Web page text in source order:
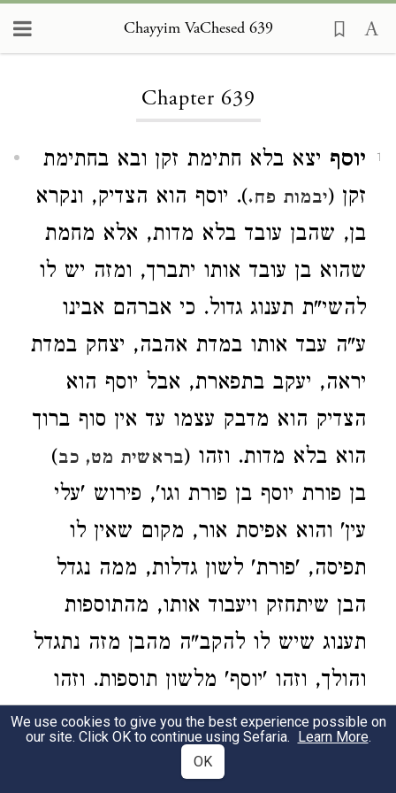
Chayyim VaChesed 639
Chapter 639
1 יוסף יצא בלא חתימת זקן ובא בחתימת
זקן (יבמות פח.). יוסף הוא הצדיק, ונקרא
בן, שהבן עובד בלא מדות, אלא מחמת
שהוא בן עובד אותו יתברך, ומזה יש לו
להשי"ת תענוג גדול. כי אברהם אבינו
ע"ה עבד אותו במדת אהבה, יצחק במדת
יראה, יעקב בתפארת, אבל יוסף הוא
הצדיק הוא מדבק עצמו עד אין סוף ברוך
הוא בלא מדות. וזהו (בראשית מט, כב)
בן פורת יוסף בן פורת וגו', פירוש 'עלי
עין' והוא אפיסת אור, מקום שאין לו
תפיסה, 'פורת' לשון גדלות, ממה נגדל
הבן שיתחזק ויעבוד אותו, מהתוספות
תענוג שיש לו להקב"ה מהבן מזה נתגדל
והולך, וזהו 'יוסף' מלשון תוספות. וזהו
יוסף יצא בלא חתימת זקן ובא בחתימת
זקן, פירוש כשהצדיק יוצא מהגופניות
We use cookies to give you the best experience possible on
our site. Click OK to continue using Sefaria. Learn More.
OK